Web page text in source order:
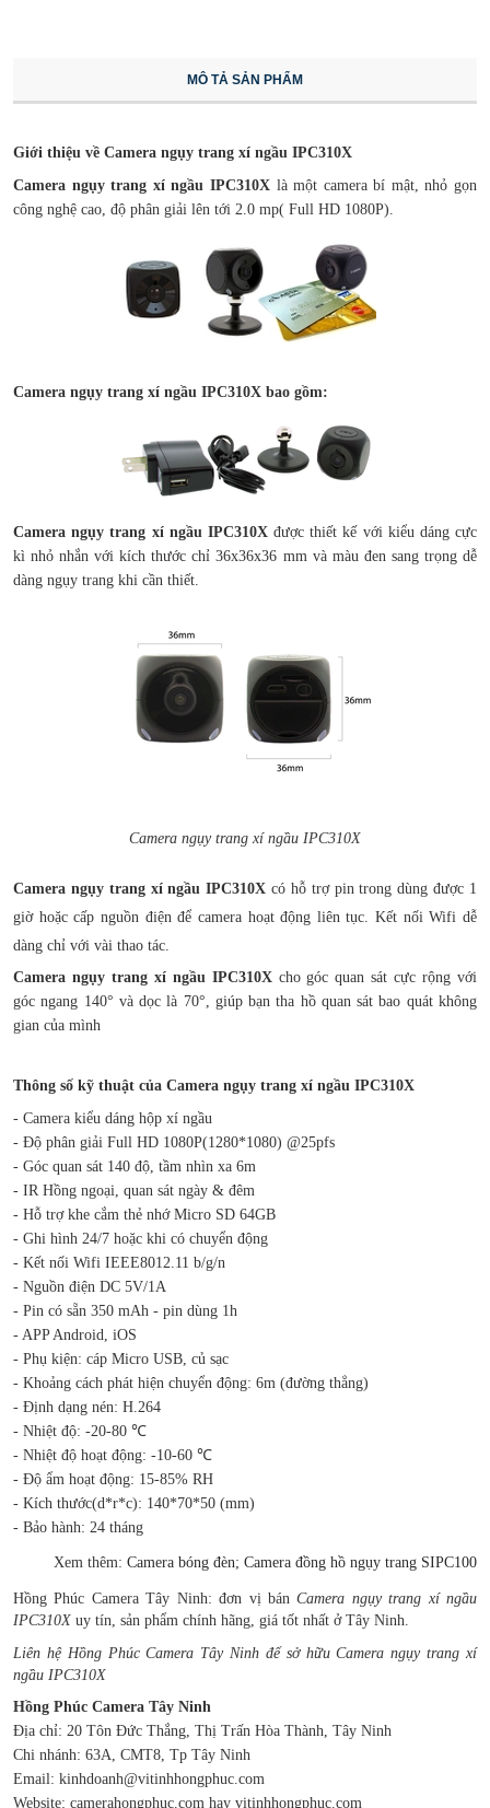
MÔ TẢ SẢN PHẨM
Giới thiệu về Camera ngụy trang xí ngầu IPC310X
Camera ngụy trang xí ngầu IPC310Xlà một camera bí mật, nhỏ gọn
công nghệ cao, độ phân giải lên tới 2.0 mp( Full HD 1080P).
Camera ngụy trang xí ngầu IPC310X bao gồm:
Camera ngụy trang xí ngầu IPC310X được thiết kế với kiểu dáng cực
kì nhỏ nhắn với kích thước chỉ 36x36x36 mm và màu đen sang trọng dễ
dàng ngụy trang khi cần thiết.
Camera ngụy trang xí ngầu IPC310X
Camera ngụy trang xí ngầu IPC310Xcó hỗ trợ pin trong dùng được 1
giờ hoặc cấp nguồn điện để camera hoạt động liên tục. Kết nối Wifi dễ
dàng chỉ với vài thao tác.
Camera ngụy trang xí ngầu IPC310X cho góc quan sát cực rộng với
góc ngang 140° và dọc là 70°, giúp bạn tha hồ quan sát bao quát không
gian của mình
Thông số kỹ thuật của Camera ngụy trang xí ngầu IPC310X
- Camera kiểu dáng hộp xí ngầu
- Độ phân giải Full HD 1080P(1280*1080) @25pfs
- Góc quan sát 140 độ, tầm nhìn xa 6m
- IR Hồng ngoại, quan sát ngày & đêm
- Hỗ trợ khe cắm thẻ nhớ Micro SD 64GB
- Ghi hình 24/7 hoặc khi có chuyển động
- Kết nối Wifi IEEE8012.11 b/g/n
- Nguồn điện DC 5V/1A
- Pin có sẵn 350 mAh - pin dùng 1h
- APP Android, iOS
- Phụ kiện: cáp Micro USB, củ sạc
- Khoảng cách phát hiện chuyển động: 6m (đường thẳng)
- Định dạng nén: H.264
- Nhiệt độ: -20-80 ℃
- Nhiệt độ hoạt động: -10-60 ℃
- Độ ẩm hoạt động: 15-85% RH
- Kích thước(d*r*c): 140*70*50 (mm)
- Bảo hành: 24 tháng
Xem thêm: Camera bóng đèn; Camera đồng hồ ngụy trang SIPC100
Hồng Phúc Camera Tây Ninh: đơn vị bánCamera ngụy trang xí ngầu
IPC310X uy tín, sản phẩm chính hãng, giá tốt nhất ở Tây Ninh.
Liên hệ Hồng Phúc Camera Tây Ninh để sở hữu Camera ngụy trang xí
ngầu IPC310X
Hồng Phúc Camera Tây Ninh
Địa chỉ: 20 Tôn Đức Thắng, Thị Trấn Hòa Thành, Tây Ninh
Chi nhánh: 63A, CMT8, Tp Tây Ninh
Email: kinhdoanh@vitinhhongphuc.com
Website: camerahongphuc.com hay vitinhhongphuc.com